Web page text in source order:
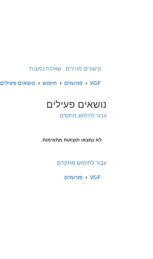
קישורים מהירים שאלות נפוצות
VGF פורומים חיפוש נושאים פעילים
נושאים פעילים
עבור לחיפוש מתקדם
לא נמצאו תוצאות מתאימות.
עבור לחיפוש מתקדם
VGF פורומים